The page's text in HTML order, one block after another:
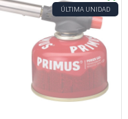
ÚLTIMA UNIDAD